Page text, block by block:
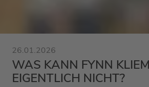
26.01.2026
WAS KANN FYNN
EIGENTLICH NICHT?